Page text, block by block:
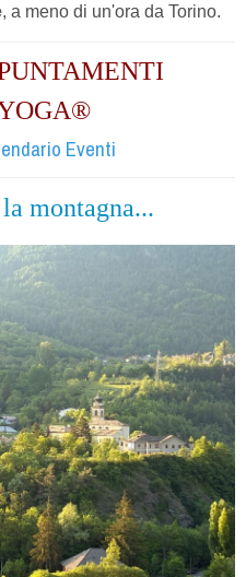
, a meno di un'ora da Torino.
Eventi
montagna...